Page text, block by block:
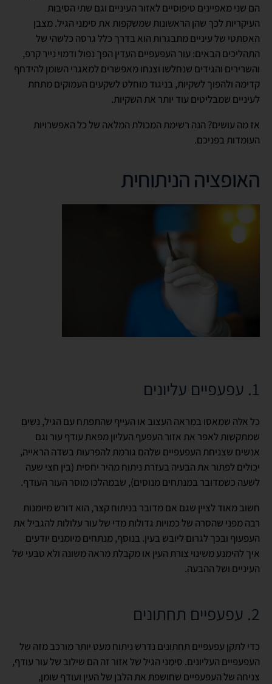
הם שני מאפיינים טיפוסיים לאזור העיניים וגם שתי הסיבות
העיקריות לכך שהן הראשונות שמשקפות את סימני הגיל. מצבן
האסתטי של עיניים מתבגרות הוא בדרך כלל גרסה כלשהי של
התהליכים הבאים: עור העפעפיים העדין הפך נפול ודמוי נייר קרפ,
והשרירים והגידים שנחלשו וצנחו מאפשרים למאגרי השומן להידחף
קדימה ולהפוך לשקיות, בניגוד מוחלט לשקעים העמוקים מתחת
לעיניים שמבליטים עוד יותר את השקיות.
אז מה עושים? הנה רשימת המכולת המלאה של כל האפשרויות
העומדות בפניכם.
האופציה הניתוחית
1. עפעפיים עליונים
כל אלה שמאסו במראה העצוב או העייף שהתפתח עם הגיל, נשים
שמתקשות לאפר את אזור העפעף העליון מפאת עודף עור וגם
אנשים שצניחת העפעפיים שלהם גורמת להפרעות בשדה הראייה,
יכולים לפתור את הבעיה בעזרת ניתוח מהיר יחסית (בין חצי שעה
לשעה כשמדובר במנתחים מנוסים), שבמהלכו מוסר העור העודף.
חשוב מאוד לציין שגם אם מדובר בניתוח קצר, הוא דורש מיומנות
רבה מפני שהסרה של כמויות גדולות מדי של עור עלולות להגביל את
העפעוף ובכך לגרום ליובש בעין. בנוסף, מנתחים מיומנים יודעים
איך להימנע משינוי צורת העין או מקבלת מראה משונה ולא טבעי של
העיניים ושל ההבעה.
2. עפעפיים תחתונים
כדי לתקן עפעפיים תחתונים נדרש ניתוח מעט יותר מורכב מזה של
העפעפיים העליונים. סימני הגיל של אזור זה הם שילוב של עור עודף,
צניחה של העפעפיים שחושפת את הלבן של העין ועודף שומן,